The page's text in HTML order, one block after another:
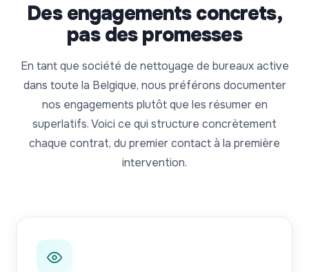
Des engagements concrets,
pas des promesses
En tant que société de nettoyage de bureaux active
dans toute la Belgique, nous préférons documenter
nos engagements plutôt que les résumer en
superlatifs. Voici ce qui structure concrètement
chaque contrat, du premier contact à la première
intervention.